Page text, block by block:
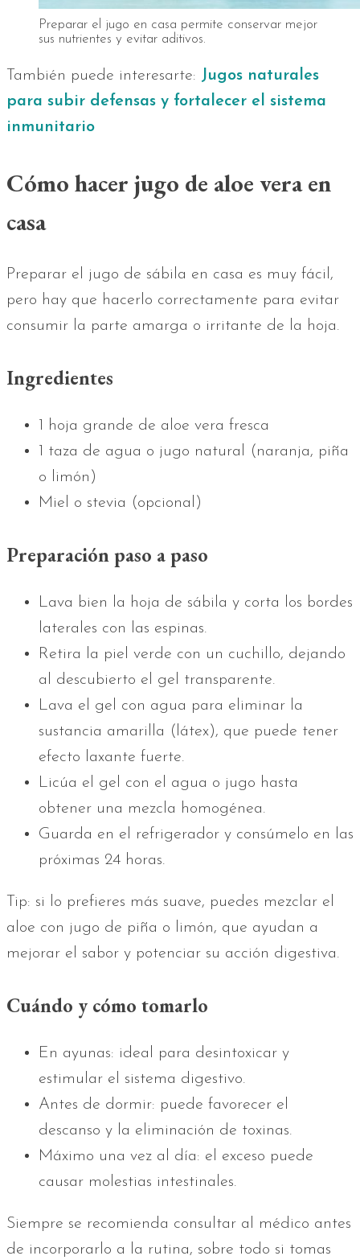
Preparar el jugo en casa permite conservar mejor
sus nutrientes y evitar aditivos.
También puede interesarte: Jugos naturales
para subir defensas y fortalecer el sistema
inmunitario
Cómo hacer jugo de aloe vera en
casa
Preparar el jugo de sábila en casa es muy fácil,
pero hay que hacerlo correctamente para evitar
consumir la parte amarga o irritante de la hoja.
Ingredientes
1 hoja grande de aloe vera fresca
1 taza de agua o jugo natural (naranja, piña
o limón)
Miel o stevia (opcional)
Preparación paso a paso
Lava bien la hoja de sábila y corta los bordes
laterales con las espinas.
Retira la piel verde con un cuchillo, dejando
al descubierto el gel transparente.
Lava el gel con agua para eliminar la
sustancia amarilla (látex), que puede tener
efecto laxante fuerte.
Licúa el gel con el agua o jugo hasta
obtener una mezcla homogénea.
Guarda en el refrigerador y consúmelo en las
próximas 24 horas.
Tip: si lo prefieres más suave, puedes mezclar el
aloe con jugo de piña o limón, que ayudan a
mejorar el sabor y potenciar su acción digestiva.
Cuándo y cómo tomarlo
En ayunas: ideal para desintoxicar y
estimular el sistema digestivo.
Antes de dormir: puede favorecer el
descanso y la eliminación de toxinas.
Máximo una vez al día: el exceso puede
causar molestias intestinales.
Siempre se recomienda consultar al médico antes
de incorporarlo a la rutina, sobre todo si tomas